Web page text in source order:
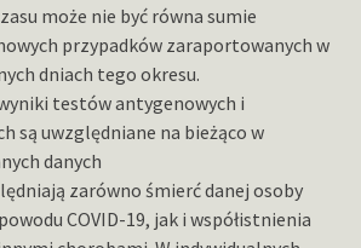
może nie być równa sumie
przypadków zaraportowanych w
dniach tego okresu.
testów antygenowych i
są uwzględniane na bieżąco w
danych
zarówno śmierć danej osoby
COVID-19, jak i współistnienia